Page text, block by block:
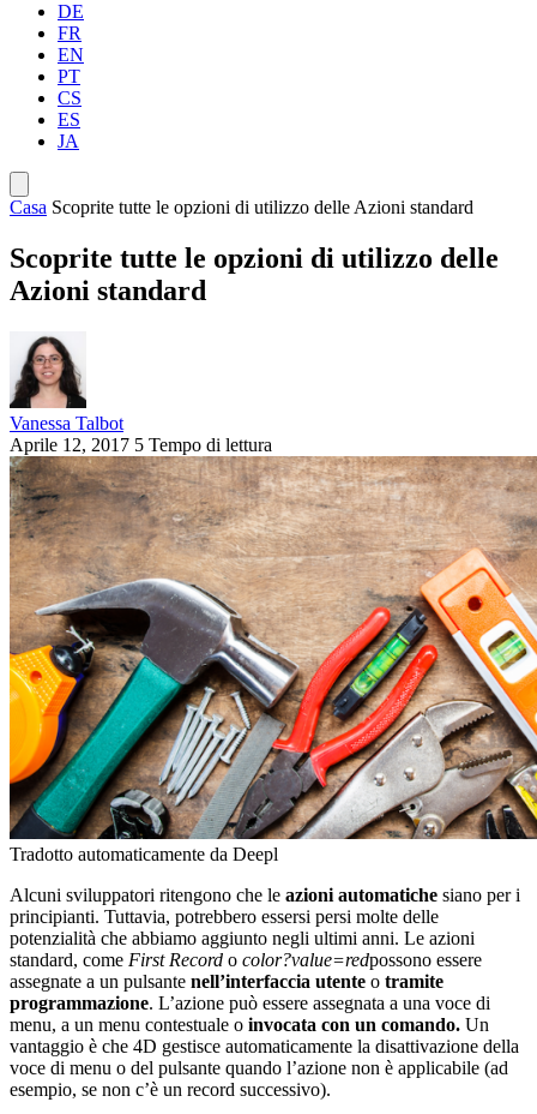
DE
FR
EN
PT
CS
ES
JA
Casa Scoprite tutte le opzioni di utilizzo delle Azioni standard
Scoprite tutte le opzioni di utilizzo delle
Azioni standard
Vanessa Talbot
Aprile 12, 2017 5 Tempo di lettura
Tradotto automaticamente da Deepl
Alcuni sviluppatori ritengono che le azioni automatiche siano per i
principianti. Tuttavia, potrebbero essersi persi molte delle
potenzialità che abbiamo aggiunto negli ultimi anni. Le azioni
standard, come First Record o color?value=redpossono essere
assegnate a un pulsante nell’interfaccia utente o tramite
programmazione. L’azione può essere assegnata a una voce di
menu, a un menu contestuale o invocata con un comando. Un
vantaggio è che 4D gestisce automaticamente la disattivazione della
voce di menu o del pulsante quando l’azione non è applicabile (ad
esempio, se non c’è un record successivo).